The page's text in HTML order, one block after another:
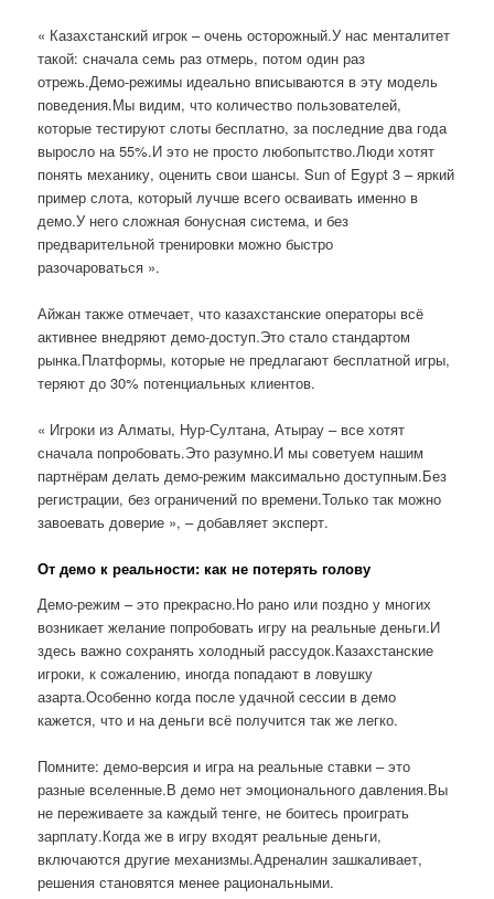
« Казахстанский игрок – очень осторожный.У нас менталитет
такой: сначала семь раз отмерь, потом один раз
отрежь.Демо-режимы идеально вписываются в эту модель
поведения.Мы видим, что количество пользователей,
которые тестируют слоты бесплатно, за последние два года
выросло на 55%.И это не просто любопытство.Люди хотят
понять механику, оценить свои шансы. Sun of Egypt 3 – яркий
пример слота, который лучше всего осваивать именно в
демо.У него сложная бонусная система, и без
предварительной тренировки можно быстро
разочароваться ».
Айжан также отмечает, что казахстанские операторы всё
активнее внедряют демо-доступ.Это стало стандартом
рынка.Платформы, которые не предлагают бесплатной игры,
теряют до 30% потенциальных клиентов.
« Игроки из Алматы, Нур-Султана, Атырау – все хотят
сначала попробовать.Это разумно.И мы советуем нашим
партнёрам делать демо-режим максимально доступным.Без
регистрации, без ограничений по времени.Только так можно
завоевать доверие », – добавляет эксперт.
От демо к реальности: как не потерять голову
Демо-режим – это прекрасно.Но рано или поздно у многих
возникает желание попробовать игру на реальные деньги.И
здесь важно сохранять холодный рассудок.Казахстанские
игроки, к сожалению, иногда попадают в ловушку
азарта.Особенно когда после удачной сессии в демо
кажется, что и на деньги всё получится так же легко.
Помните: демо-версия и игра на реальные ставки – это
разные вселенные.В демо нет эмоционального давления.Вы
не переживаете за каждый тенге, не боитесь проиграть
зарплату.Когда же в игру входят реальные деньги,
включаются другие механизмы.Адреналин зашкаливает,
решения становятся менее рациональными.